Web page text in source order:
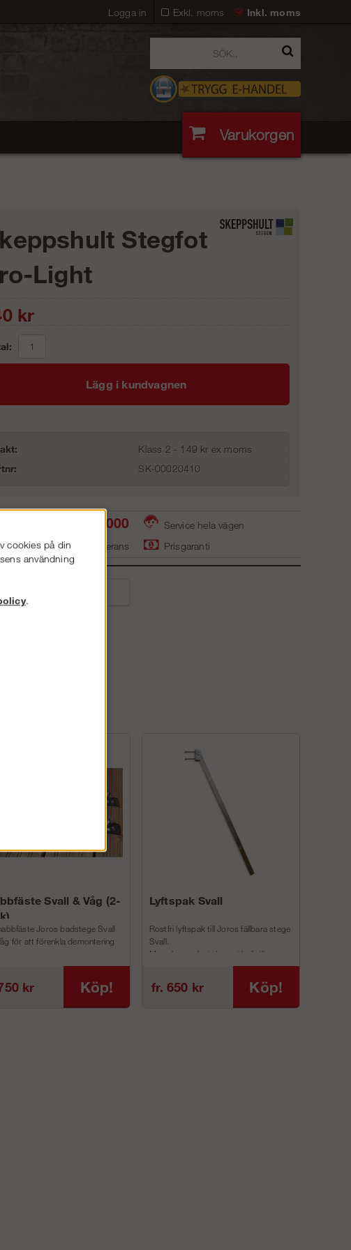
Exkl. moms Inkl. moms
Logga in
Varukorgen
Stegfot
Light
kr
Lägg i kundvagnen
Klass 2 - 149 kr ex moms
SK-00020410
0586-53 000
Service hela vägen
Stora lager - snabb leverans
Prisgaranti
stegfot.
Svall & Våg (2-
Joros badstege Svall
för att förenkla demontering
kr Köp!
Lyftspak Svall
Rostfri lyftspak till Joros fällbara stege
Svall.
Man skruvar fast denna i befintliga
fr. 650 kr Köp!
cookies på din
användning
.